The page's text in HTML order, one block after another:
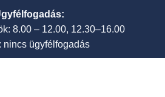
8.00 – 12.00, 12.30–16.00
nincs ügyfélfogadás